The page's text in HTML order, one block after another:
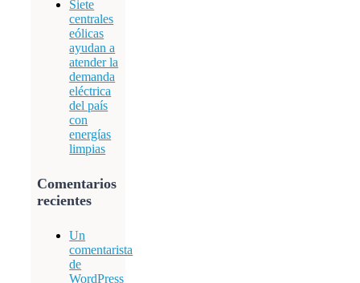
Siete
centrales
eólicas
ayudan a
atender la
demanda
eléctrica
del país
con
energías
limpias
Comentarios
recientes
Un
comentarista
de
WordPress